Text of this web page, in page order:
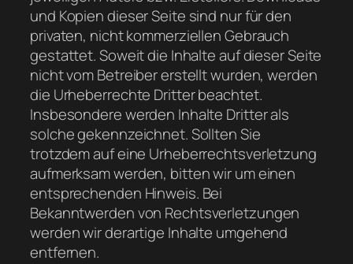
und Kopien dieser Seite sind nur für den
privaten, nicht kommerziellen Gebrauch
gestattet. Soweit die Inhalte auf dieser Seite
nicht vom Betreiber erstellt wurden, werden
die Urheberrechte Dritter beachtet.
Insbesondere werden Inhalte Dritter als
solche gekennzeichnet. Sollten Sie
trotzdem auf eine Urheberrechtsverletzung
aufmerksam werden, bitten wir um einen
entsprechenden Hinweis. Bei
Bekanntwerden von Rechtsverletzungen
werden wir derartige Inhalte umgehend
entfernen.